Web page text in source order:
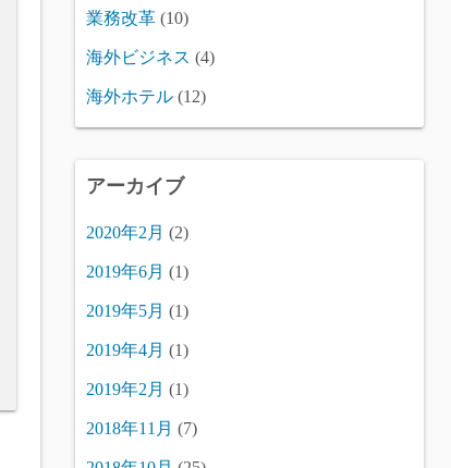
業務改革 (10)
海外ビジネス (4)
海外ホテル (12)
アーカイブ
2020年2月 (2)
2019年6月 (1)
2019年5月 (1)
2019年4月 (1)
2019年2月 (1)
2018年11月 (7)